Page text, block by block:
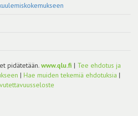
pidätetään. www.qlu.fi | Tee ehdotus ja
| Hae muiden tekemiä ehdotuksia |